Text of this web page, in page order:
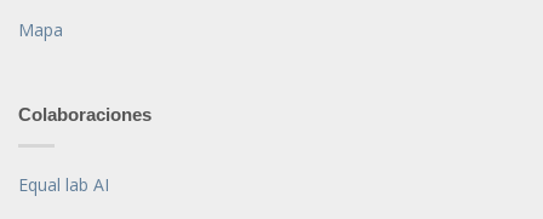
Mapa
Colaboraciones
Equal lab AI